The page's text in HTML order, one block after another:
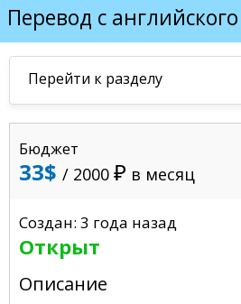
Перевод с
Перейти к разделу
Бюджет
33$ / 2000 в месяц
Создан: 3 года назад
Открыт
Описание